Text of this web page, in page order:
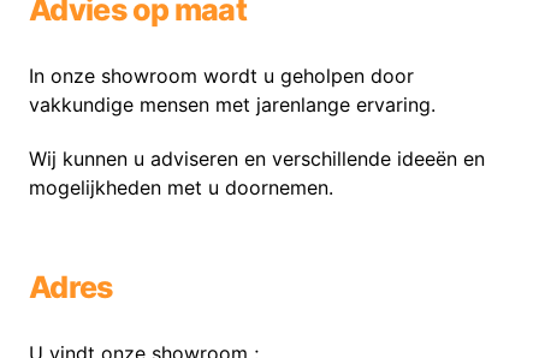
Advies op maat
In onze showroom wordt u geholpen door
vakkundige mensen met jarenlange ervaring.
Wij kunnen u adviseren en verschillende ideeën en
mogelijkheden met u doornemen.
Adres
U vindt onze showroom ;